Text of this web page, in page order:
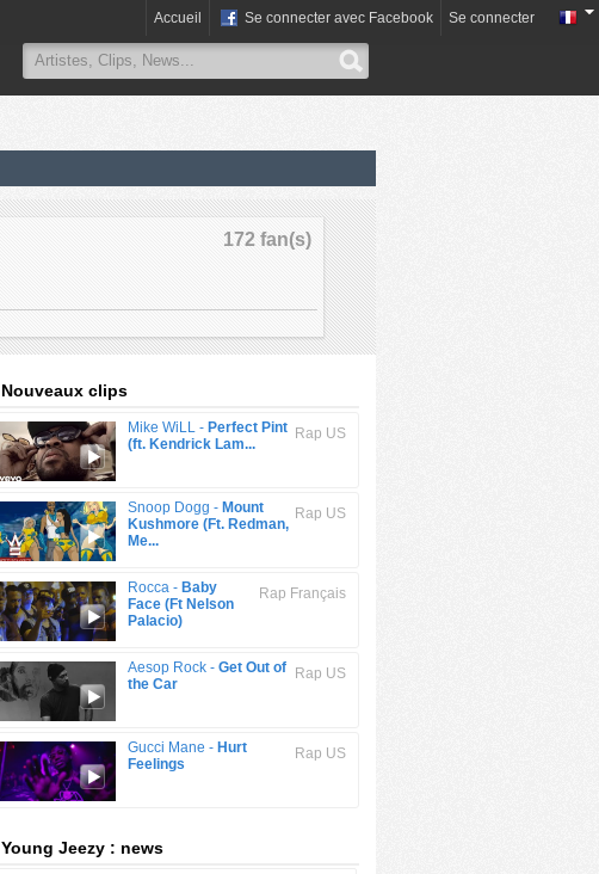
Accueil Se connecter avec Facebook Se connecter
172 fan(s)
Nouveaux clips
Rap US
Mike WiLL - Perfect Pint
(ft. Kendrick Lam...
Rap US
Snoop Dogg - Mount
Kushmore (Ft. Redman,
Me...
Rap Français
Rocca - Baby
Face (Ft Nelson
Palacio)
Rap US
Aesop Rock - Get Out of
the Car
Rap US
Gucci Mane - Hurt
Feelings
Young Jeezy : news